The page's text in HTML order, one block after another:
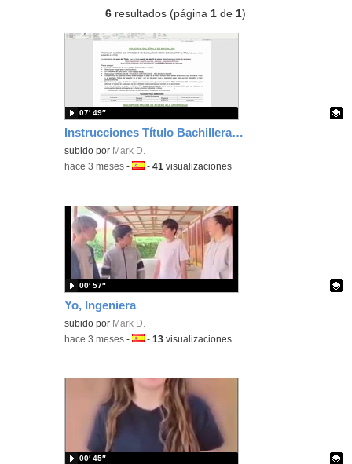
6 resultados (página1 de1)
Instrucciones Título Bachillerato y Matrícula PAU
Contenido educativo.
subido por Mark D.
07′ 49″
-hace 3 meses -Idioma:
-41 visualizaciones
Yo, Ingeniera
Contenido educativo.
subido por Mark D.
00′ 57″
-hace 3 meses -Idioma:
-13 visualizaciones
00′ 45″